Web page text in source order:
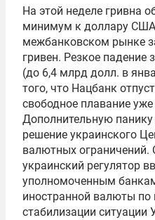
На этой неделе гривна
минимум к доллару
межбанковском рынке
гривен. Резкое падение
(до 6,4 млрд долл. в
того, что Нацбанк
свободное плавание
Дополнительную
решение украинского
валютных ограничений.
украинский регулятор
уполномоченным
иностранной валюты
стабилизации ситуации